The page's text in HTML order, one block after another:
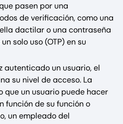
pasen por una
de verificación, como una
dactilar o una contraseña
solo uso (OTP) en su
autenticado un usuario, el
su nivel de acceso. La
que un usuario puede hacer
función de su función o
un empleado del